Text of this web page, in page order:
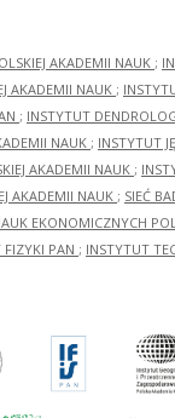
AKADEMII NAUK ;
AKADEMII NAUK ;
; INSTYTUT
NAUK ; INSTYTUT
AKADEMII NAUK ;
AKADEMII NAUK ; SIEĆ
EKONOMICZNYCH
FIZYKI PAN ; INSTYTUT